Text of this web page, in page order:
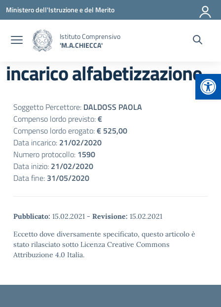
Vai ai contenuti
Vai al menu di navigazione
Vai al footer
Ministero dell'Istruzione e del Merito
Istituto Comprensivo
'M.A.CHIECCA'
incarico alfabetizzazione
Soggetto Percettore: DALDOSS PAOLA
Compenso lordo previsto:€
Compenso lordo erogato:€ 525,00
Data incarico: 21/02/2020
Numero protocollo: 1590
Data inizio: 21/02/2020
Data fine: 31/05/2020
Pubblicato: 15.02.2021 - Revisione: 15.02.2021
Eccetto dove diversamente specificato, questo articolo è
stato rilasciato sotto Licenza Creative Commons
Attribuzione 4.0 Italia.